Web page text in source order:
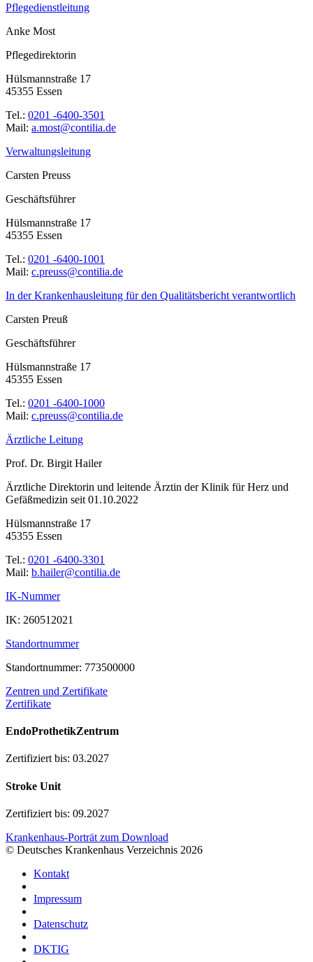
Pflegedienstleitung
Anke Most
Pflegedirektorin
Hülsmannstraße 17
45355 Essen
Tel.: 0201 -6400-3501
Mail: ed.ailitnoc@tsom.a
Verwaltungsleitung
Carsten Preuss
Geschäftsführer
Hülsmannstraße 17
45355 Essen
Tel.: 0201 -6400-1001
Mail: ed.ailitnoc@ssuerp.c
In der Krankenhausleitung für den Qualitätsbericht verantwortlich
Carsten Preuß
Geschäftsführer
Hülsmannstraße 17
45355 Essen
Tel.: 0201 -6400-1000
Mail: ed.ailitnoc@ssuerp.c
Ärztliche Leitung
Prof. Dr. Birgit Hailer
Ärztliche Direktorin und leitende Ärztin der Klinik für Herz und
Gefäßmedizin seit 01.10.2022
Hülsmannstraße 17
45355 Essen
Tel.: 0201 -6400-3301
Mail: ed.ailitnoc@reliah.b
IK-Nummer
IK: 260512021
Standortnummer
Standortnummer: 773500000
Zentren und Zertifikate
Zertifikate
EndoProthetikZentrum
Zertifiziert bis: 03.2027
Stroke Unit
Zertifiziert bis: 09.2027
Krankenhaus-Porträt zum Download
© Deutsches Krankenhaus Verzeichnis 2026
Kontakt
Impressum
Datenschutz
DKTIG